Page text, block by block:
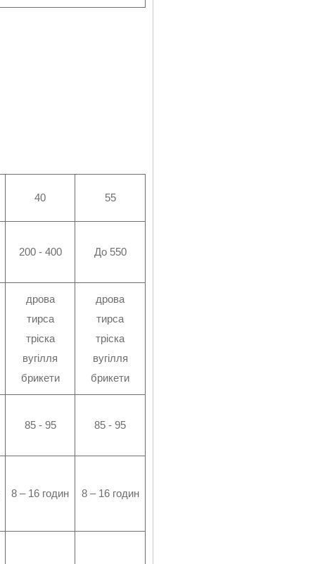
40 55
200 - 400 До 550
дрова
тирса
тріска
вугілля
брикети
дрова
тирса
тріска
вугілля
брикети
85 - 95 85 - 95
8 – 16 годин 8 – 16 годин